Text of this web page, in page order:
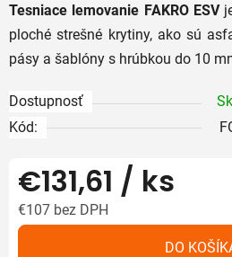
Tesniace lemovanie FAKRO ESV
ploché strešné krytiny, ako sú
pásy a šablóny s hrúbkou do 10
Dostupnosť
Kód:
€131,61 / ks
€107 bez DPH
DO